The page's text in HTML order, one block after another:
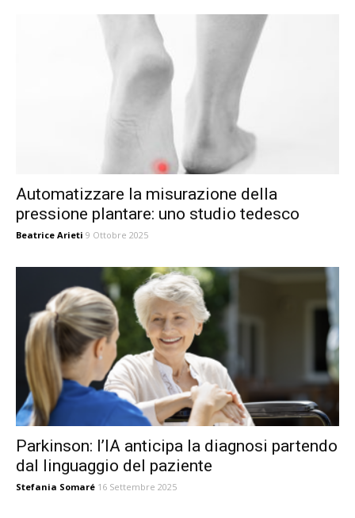
Automatizzare la misurazione della
pressione plantare: uno studio tedesco
Beatrice Arieti 9 Ottobre 2025
Parkinson: l’IA anticipa la diagnosi partendo
dal linguaggio del paziente
Stefania Somaré 16 Settembre 2025